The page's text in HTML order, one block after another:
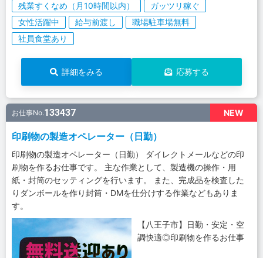
残業すくなめ（月10時間以内）
ガッツリ稼ぐ
女性活躍中
給与前渡し
職場駐車場無料
社員食堂あり
詳細をみる 応募する
NEW
お仕事No.133437
印刷物の製造オペレーター（日勤）
印刷物の製造オペレーター（日勤） ダイレクトメールなどの印
刷物を作るお仕事です。 主な作業として、製造機の操作・用
紙・封筒のセッティングを行います。 また、完成品を検査した
りダンボールを作り封筒・DMを仕分けする作業などもありま
す。
【八王子市】日勤・安定・空
調快適◎印刷物を作るお仕事